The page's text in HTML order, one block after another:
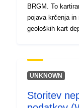
BRGM. To
pojava krčenja in
geoloških kart
vsako geološko
v formaciji (litska
materiala. Za vsako od ugotovljenih glinenih formacij je
raven nevarnosti
UNKNOWN
Storitev